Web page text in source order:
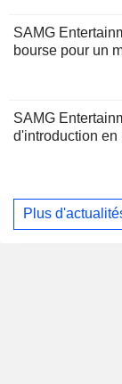
SAMG
bourse pour un
SAMG
d'introduction en
Plus